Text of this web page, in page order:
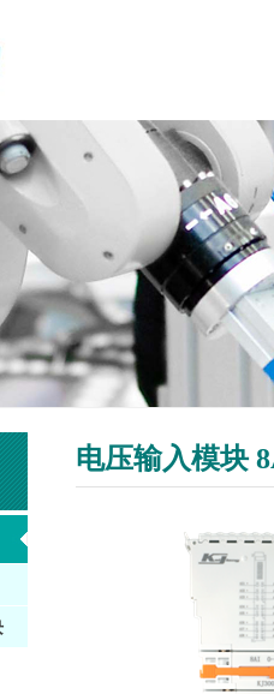
电压输入模块